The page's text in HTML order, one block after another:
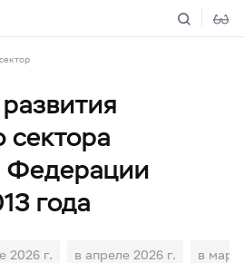
сектора
Федерации
года
2026 г. в апреле 2026 г. в